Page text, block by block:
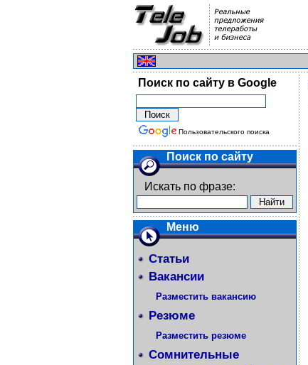
Поиск по сайту в Google
Пользовательского поиска
Поиск по сайту
Искать по фразе:
Меню
Статьи
Вакансии
Разместить вакансию
Резюме
Разместить резюме
Сомнительные